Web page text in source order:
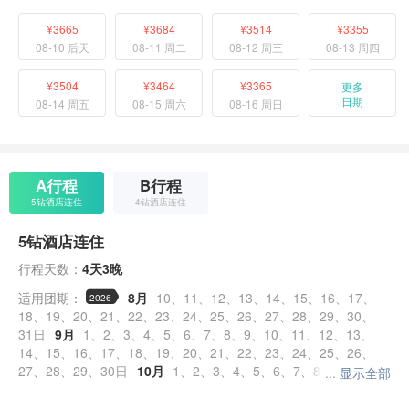
¥3665
08-10 后天
¥3684
08-11 周二
¥3514
08-12 周三
¥3355
08-13 周四
¥3504
08-14 周五
¥3464
08-15 周六
¥3365
08-16 周日
更多
日期
A行程
5钻酒店连住
B行程
4钻酒店连住
5钻酒店连住
行程天数： 4天3晚
适用团期：
2026 8月 10 11 12 13 14 15 16
17
18
19 20 21 22 23 24 25 26 27 28 29
30
31
9月 1 2 3 4 5 6 7 8 9 10 11 12
13
14
15 16 17 18 19 20 21 22 23 24 25
26
27
28 29 30 10月 1 2 3 4 5 6 7 8
10
... 显示全部